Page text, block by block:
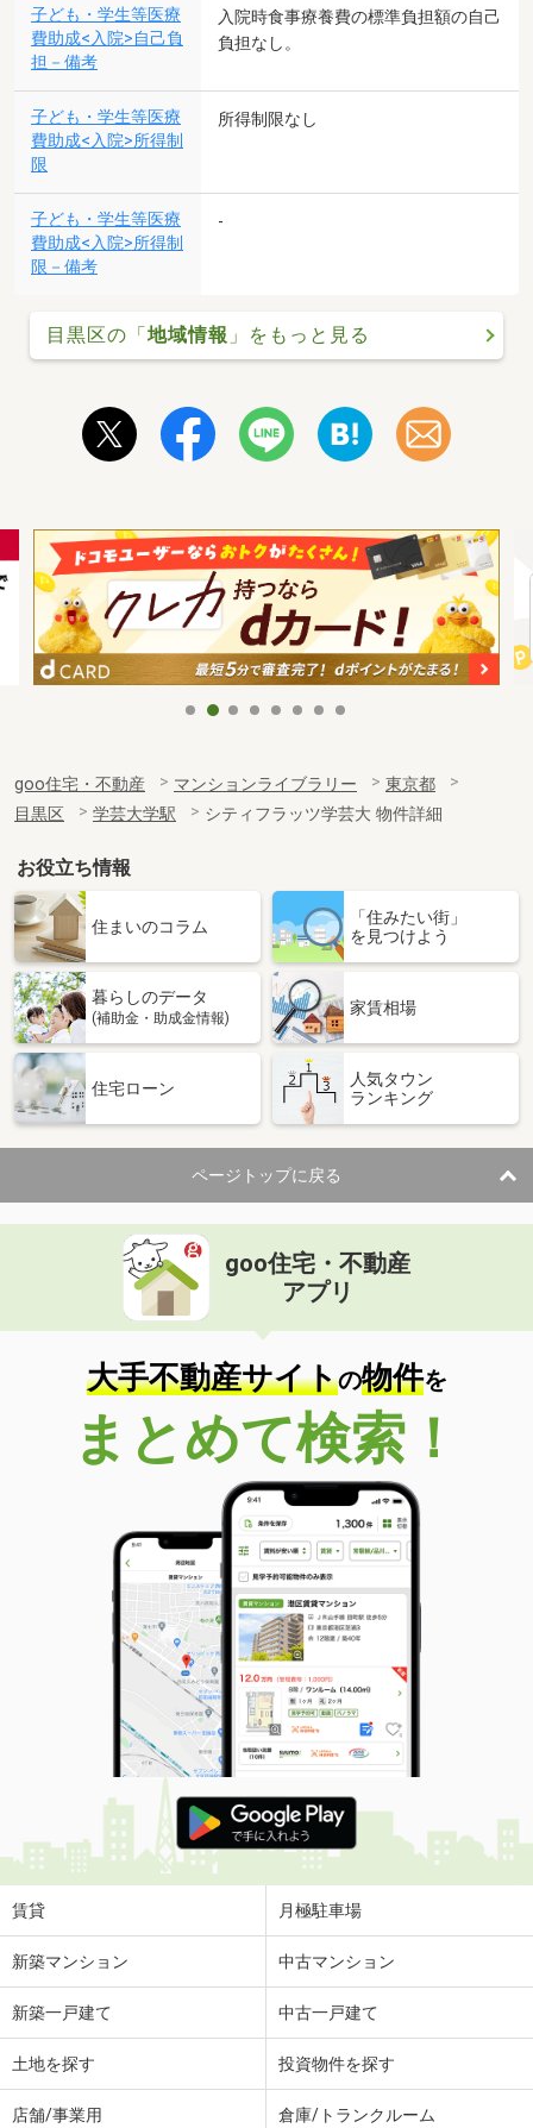
子ども・学生等医療
費助成<入院>自己負
担－備考
入院時食事療養費の標準負担額の自己
負担なし。
子ども・学生等医療
費助成<入院>所得制
限
所得制限なし
子ども・学生等医療
費助成<入院>所得制
限－備考
-
目黒区の「地域情報 」をもっと見る
goo住宅・不動産 マンションライブラリー
東京都
目黒区
学芸大学駅 シティフラッツ学芸大 物件詳細
お役立ち情報
住まいのコラム
「住みたい街」
を見つけよう
暮らしのデータ
(補助金・助成金情報)
家賃相場
住宅ローン
人気タウン
ランキング
ページトップに戻る
goo住宅・不動産
アプリ
大手不動産サイトの物件を
まとめて検索！
賃貸 月極駐車場
新築マンション 中古マンション
新築一戸建て 中古一戸建て
土地を探す 投資物件を探す
店舗/事業用 倉庫/トランクルーム